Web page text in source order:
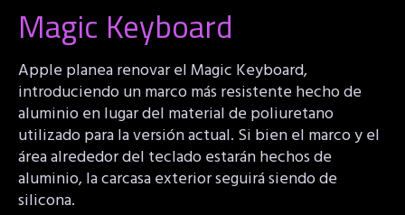
Magic Keyboard
Apple planea renovar el Magic Keyboard,
introduciendo un marco más resistente hecho de
aluminio en lugar del material de poliuretano
utilizado para la versión actual. Si bien el marco y el
área alrededor del teclado estarán hechos de
aluminio, la carcasa exterior seguirá siendo de
silicona.